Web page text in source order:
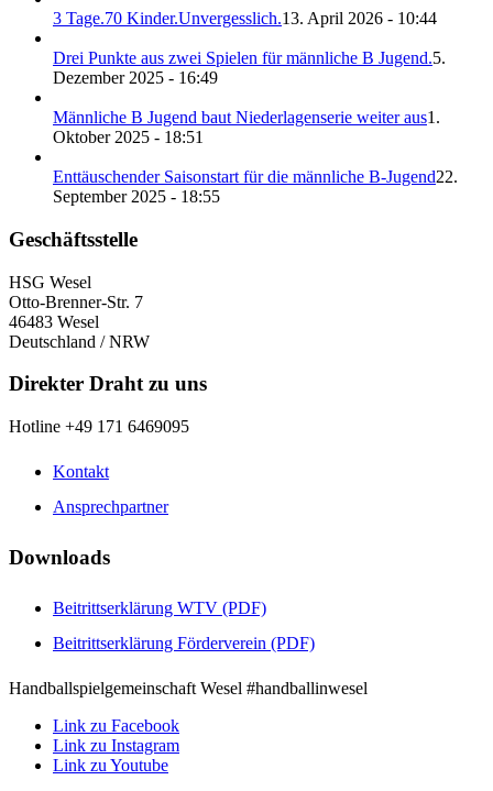
3 Tage.70 Kinder.Unvergesslich.13. April 2026 - 10:44
Drei Punkte aus zwei Spielen für männliche B Jugend.5.
Dezember 2025 - 16:49
Männliche B Jugend baut Niederlagenserie weiter aus1.
Oktober 2025 - 18:51
Enttäuschender Saisonstart für die männliche B-Jugend22.
September 2025 - 18:55
Geschäftsstelle
HSG Wesel
Otto-Brenner-Str. 7
46483 Wesel
Deutschland / NRW
Direkter Draht zu uns
Hotline +49 171 6469095
Kontakt
Ansprechpartner
Downloads
Beitrittserklärung WTV (PDF)
Beitrittserklärung Förderverein (PDF)
Handballspielgemeinschaft Wesel #handballinwesel
Link zu Facebook
Link zu Instagram
Link zu Youtube